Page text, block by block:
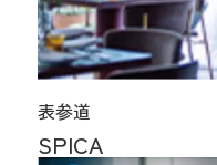
表参道
SPICA